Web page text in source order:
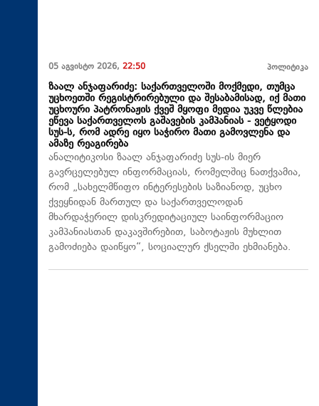
05 აგვისტო 2026, 22:50 პოლიტიკა
ზაალ ანჯაფარიძე: საქართველოში მოქმედი, თუმცა
უცხოეთში რეგისტრირებული და შესაბამისად, იქ მათი
უცხოური პატრონაჟის ქვეშ მყოფი მედია უკვე წლებია
ეწევა საქართველოს გაშავების კამპანიას - ვეტყოდი
სუს-ს, რომ ადრე იყო საჭირო მათი გამოვლენა და
ამაზე რეაგირება
ანალიტიკოსი ზაალ ანჯაფარიძე სუს-ის მიერ
გავრცელებულ ინფორმაციას, რომელშიც ნათქვამია,
რომ „სახელმწიფო ინტერესების საზიანოდ, უცხო
ქვეყნიდან მართულ და საქართველოდან
მხარდაჭერილ დისკრედიტაციულ საინფორმაციო
კამპანიასთან დაკავშირებით, საბოტაჟის მუხლით
გამოძიება დაიწყო“, სოციალურ ქსელში ეხმიანება.